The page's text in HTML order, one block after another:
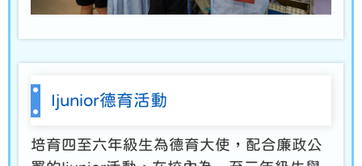
Ijunior德育活動
培育四至六年級生為德育大使，配合廉政公